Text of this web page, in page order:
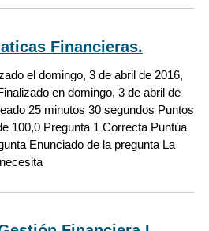
Financieras.
el domingo, 3 de abril de 2016,
en domingo, 3 de abril de
25 minutos 30 segundos Puntos
100,0 Pregunta 1 Correcta Puntúa
Enunciado de la pregunta La